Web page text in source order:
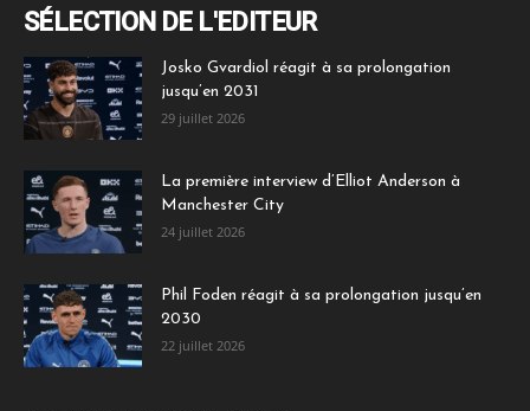
SÉLECTION DE L'EDITEUR
Josko Gvardiol réagit à sa prolongation
jusqu’en 2031
29 juillet 2026
La première interview d’Elliot Anderson à
Manchester City
24 juillet 2026
Phil Foden réagit à sa prolongation jusqu’en
2030
22 juillet 2026